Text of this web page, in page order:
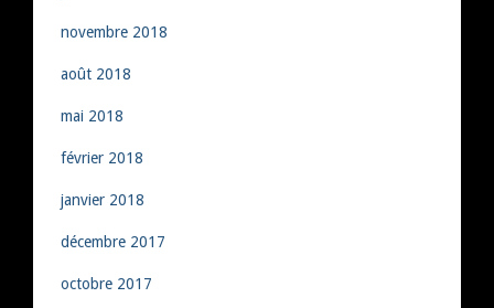
novembre 2018
août 2018
mai 2018
février 2018
janvier 2018
décembre 2017
octobre 2017